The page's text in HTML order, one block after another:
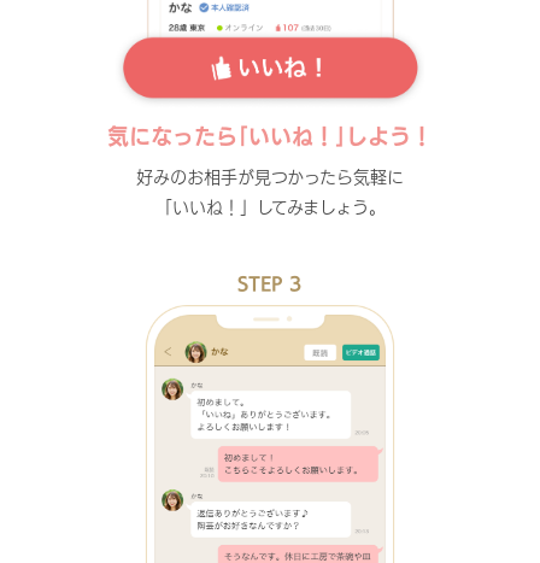
気になったら｢いいね！｣しよう！
好みのお相手が見つかったら気軽に
「いいね！」してみましょう。
STEP 3